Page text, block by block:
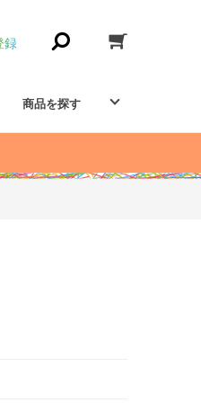
録
商品を探す